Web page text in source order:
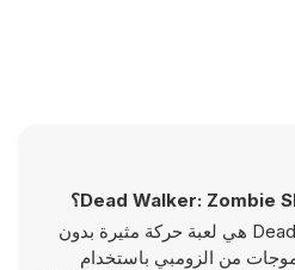
Dead Walker: Zombie Shooter هي لعبة حركة مثيرة بدون
من الزومبي باستخدام